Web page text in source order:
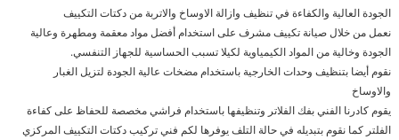
الجودة العالية والكفاءة في تنظيف وازالة الاوساخ والاتربة من دكتات التكييف
نعمل من خلال صيانة تكييف مشرف على استخدام أفضل مواد معقمة ومطهرة وعالية
الجودة وخالية من المواد الكيمياوية لكيلا تسبب الحساسية للجهاز التنفسي.
نقوم أيضا بتنظيف وحدات الخارجية باستخدام مضخات عالية الجودة لتزيل الغبار
والاوساخ
يقوم كادرنا الفني بفك الفلاتر وتنظيفها باستخدام فراشي مخصصة للحفاظ على كفاءة
الفلتر كما نقوم بتبديله في حالة التلف يوفرها لكم فني تركيب دكتات التكييف المركزي